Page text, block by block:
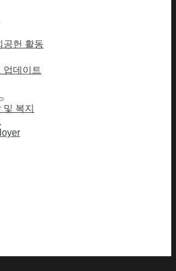
공헌 활동
업데이트
복지